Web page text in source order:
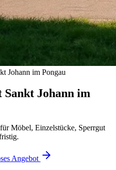
Johann im Pongau
Johann im
Möbel, Einzelstücke, Sperrgut
Angebot